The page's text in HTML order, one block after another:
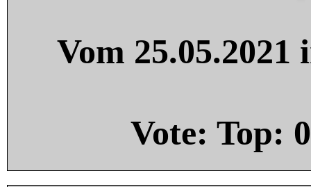
Vom
Vote: Top: 0